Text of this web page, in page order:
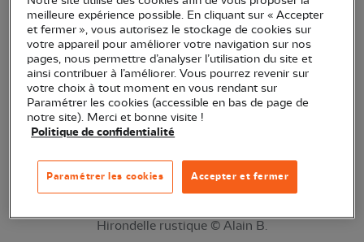
dans le ciel picto-charentais... venez en savoir plus
sur ces fascinants oiseaux !
Hirondelle rustique © Alain B.
meilleure expérience possible. En cliquant sur « Accepter
et fermer », vous autorisez le stockage de cookies sur
votre appareil pour améliorer votre navigation sur nos
pages, nous permettre d’analyser l’utilisation du site et
ainsi contribuer à l’améliorer. Vous pourrez revenir sur
votre choix à tout moment en vous rendant sur
Paramétrer les cookies (accessible en bas de page de
notre site). Merci et bonne visite !
Politique de confidentialité
Accepter et fermer
Paramétrer les cookies